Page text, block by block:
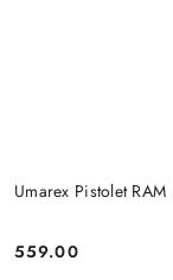
Umarex Pistolet
Cena:
559.00